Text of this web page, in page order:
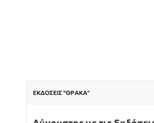
ΕΚΔΌΣΕΙΣ "ΘΡΆΚΑ"